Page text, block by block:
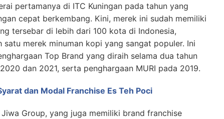
pertamanya di ITC Kuningan pada tahun yang
cepat berkembang. Kini, merek ini sudah memiliki
tersebar di lebih dari 100 kota di Indonesia,
satu merek minuman kopi yang sangat populer. Ini
Top Brand yang diraih selama dua tahun
dan 2021, serta penghargaan MURI pada 2019.
dan Modal Franchise Es Teh Poci
Group, yang juga memiliki brand franchise